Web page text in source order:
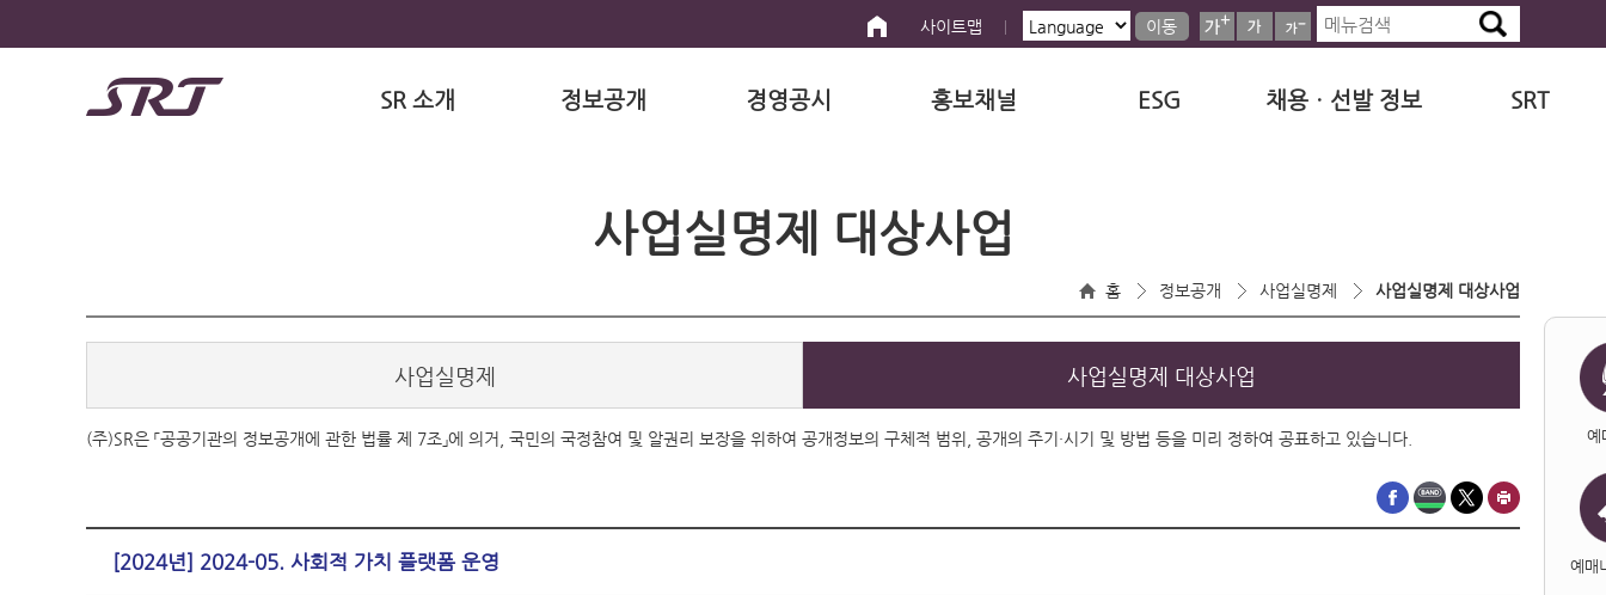
사이트맵 이동
SR 소개 정보공개 경영공시 홍보채널 ESG 채용ㆍ선발 정보 SRT
사업실명제 대상사업
홈 정보공개 사업실명제 사업실명제 대상사업
사업실명제 사업실명제 대상사업
(주)SR은 「공공기관의 정보공개에 관한 법률 제 7조」에 의거, 국민의 국정참여 및 알권리 보장을 위하여 공개정보의 구체적 범위, 공개의 주기·시기 및 방법 등을 미리 정하여 공표하고 있습니다.
[2024년] 2024-05. 사회적 가치 플랫폼 운영
예
예매